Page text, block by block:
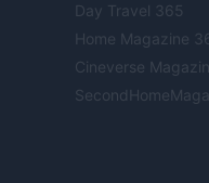
Day Travel 365
Home Magazine
Cineverse